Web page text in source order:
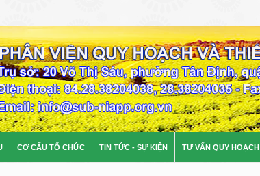
CƠ CẤU TỔ CHỨC TIN TỨC - SỰ KIỆN TƯ VẤN QUY HOẠCH